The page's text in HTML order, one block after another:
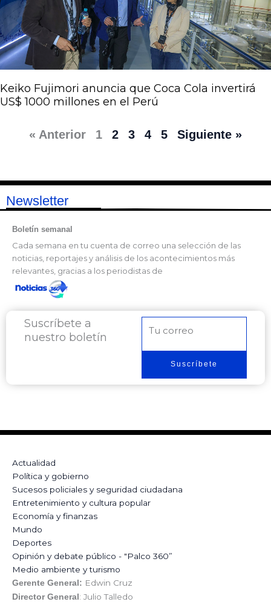
Keiko Fujimori anuncia que Coca Cola invertirá
US$ 1000 millones en el Perú
« Anterior 1 2 3 4 5 Siguiente »
Newsletter
Boletín semanal
Cada semana en tu cuenta de correo una selección de las
noticias, reportajes y análisis de los acontecimientos más
relevantes, gracias a los periodistas de
Suscríbete a
nuestro boletín
electrónico
Suscríbete
Actualidad
Política y gobierno
Sucesos policiales y seguridad ciudadana
Entretenimiento y cultura popular
Economía y finanzas
Mundo
Deportes
Opinión y debate público - "Palco 360”
Medio ambiente y turismo
Gerente General: Edwin Cruz
Director General: Julio Talledo